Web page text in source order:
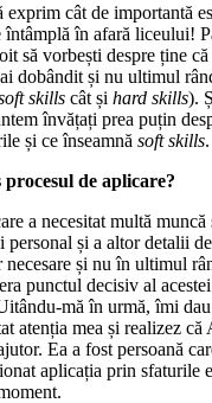
exprim cât de importantă
întâmplă în afară liceului!
să vorbești despre ține
dobândit și nu ultimul
skills cât și hard skills).
învățați prea puțin
și ce înseamnă soft skills.
de aplicare?
a necesitat multă muncă
personal și a altor detalii
necesare și nu în ultimul
punctul decisiv al
mă în urmă, îmi dau
atenția mea și realizez
Ea a fost persoană
aplicația prin sfaturile